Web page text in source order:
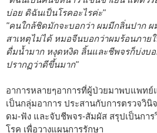
บ่อย ดิฉันเป็นโรคอะไรค่ะ"
"คนใกล้ชิดมักจะบอกว่า ผมมีกลิ่นปาก
สาเหตุไม่ได้ หมอจีนบอกว่าผมร้อนภาย
ดื่มน้ำมาก หงุดหงิด ลิ้นและชีพจรก็บ่งบ
ปรากฏว่าดีขึ้นมาก"
อาการหลายๆอาการที่ผู้ป่วยมาพบแพท
เป็นกลุ่มอาการ ประสานกับการตรวจวินิ
ดม-ฟัง และจับชีพจร-สัมผัส สรุปเป็นกา
โรค เพื่อวางแผนการรักษา